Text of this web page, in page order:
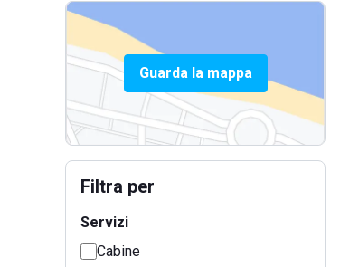
Guarda la mappa
Filtra per
Servizi
Cabine